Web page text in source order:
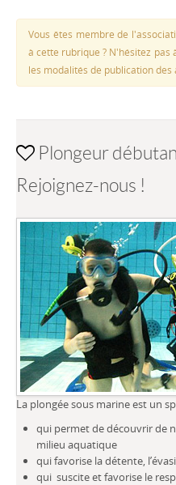
Vous êtes membre de
à cette rubrique ? N'hésitez pas
les modalités de publication des
Plongeur
Rejoignez-nous !
La plongée sous marine est un
qui permet de découvrir de
milieu aquatique
qui favorise la détente,
qui suscite et favorise le